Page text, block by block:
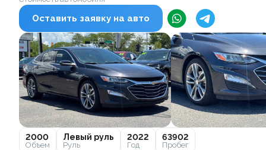
Оставить заявку на авто
2000
Объем
Левый руль
Руль
2022
Год
63902
Пробег